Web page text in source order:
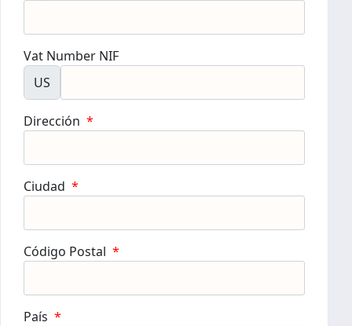
Vat Number NIF
US
Dirección *
Ciudad *
Código Postal *
País *